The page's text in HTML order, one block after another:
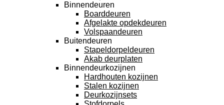
Binnendeuren
Boarddeuren
Afgelakte opdekdeuren
Volspaandeuren
Buitendeuren
Stapeldorpeldeuren
Akab deurplaten
Binnendeurkozijnen
Hardhouten kozijnen
Stalen kozijnen
Deurkozijnsets